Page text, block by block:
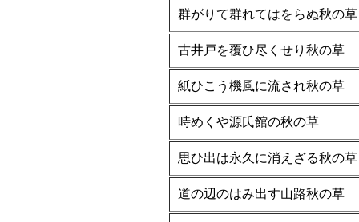
群がりて群れてはをらぬ秋の草
古井戸を覆ひ尽くせり秋の草
紙ひこう機風に流され秋の草
時めくや源氏館の秋の草
思ひ出は永久に消えざる秋の草
道の辺のはみ出す山路秋の草